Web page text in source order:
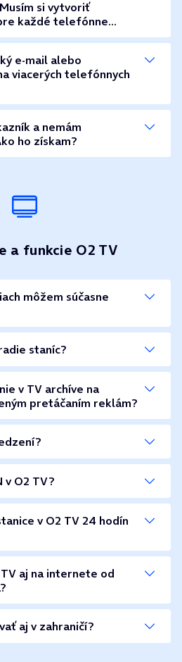
si vytvoriť
každé telefónne
e-mail alebo
viacerých telefónnych
a nemám
ho získam?
a funkcie O2 TV
môžem súčasne
staníc?
v TV archíve na
pretáčaním reklám?
v O2 TV?
v O2 TV 24 hodín
aj na internete od
aj v zahraničí?